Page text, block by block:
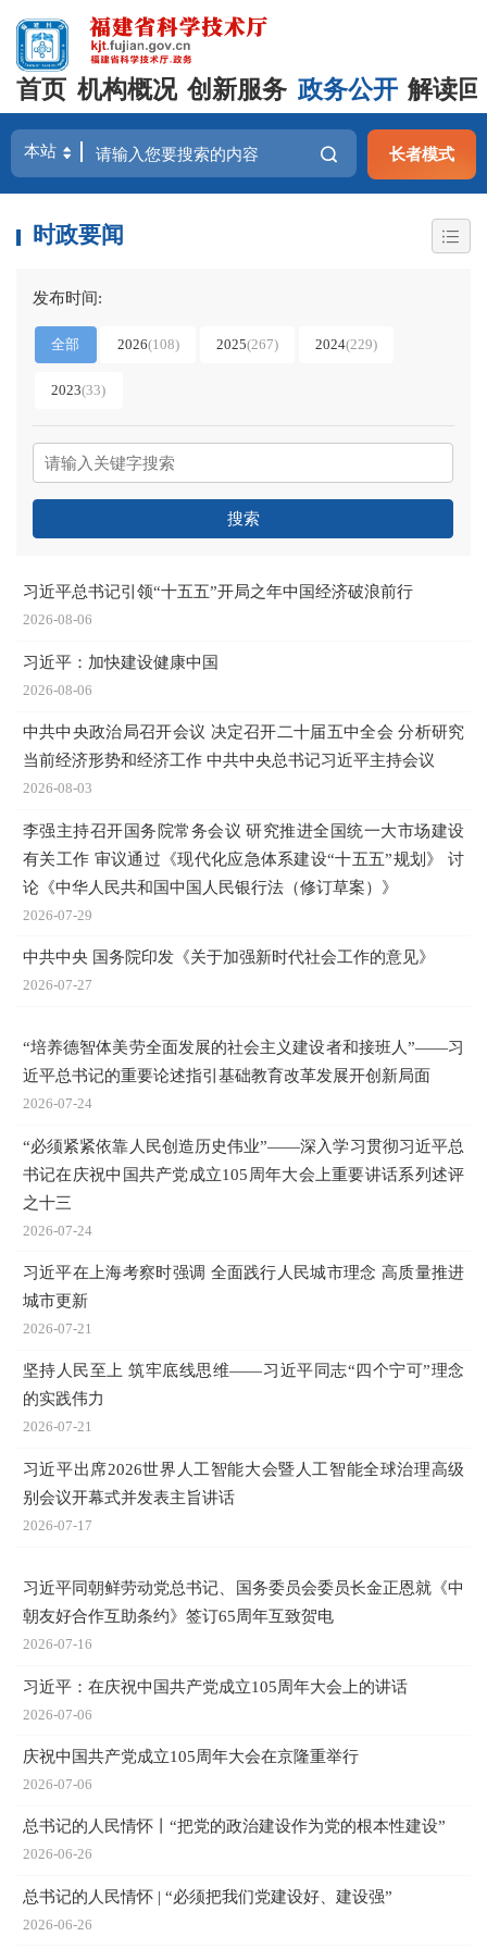
首页 机构概况 创新服务 政务公开 解读
长者模式
时政要闻
发布时间:
全部 2026(108) 2025(267) 2024(229)
2023(33)
搜索
习近平总书记引领“十五五”开局之年中国经济破浪前行
2026-08-06
习近平：加快建设健康中国
2026-08-06
中共中央政治局召开会议 决定召开二十届五中全会 分析研究
当前经济形势和经济工作 中共中央总书记习近平主持会议
2026-08-03
李强主持召开国务院常务会议 研究推进全国统一大市场建设
有关工作 审议通过《现代化应急体系建设“十五五”规划》 讨
论《中华人民共和国中国人民银行法（修订草案）》
2026-07-29
中共中央 国务院印发《关于加强新时代社会工作的意见》
2026-07-27
“培养德智体美劳全面发展的社会主义建设者和接班人”——习
近平总书记的重要论述指引基础教育改革发展开创新局面
2026-07-24
“必须紧紧依靠人民创造历史伟业”——深入学习贯彻习近平总
书记在庆祝中国共产党成立105周年大会上重要讲话系列述评
之十三
2026-07-24
习近平在上海考察时强调 全面践行人民城市理念 高质量推进
城市更新
2026-07-21
坚持人民至上 筑牢底线思维——习近平同志“四个宁可”理念
的实践伟力
2026-07-21
习近平出席2026世界人工智能大会暨人工智能全球治理高级
别会议开幕式并发表主旨讲话
2026-07-17
习近平同朝鲜劳动党总书记、国务委员会委员长金正恩就《中
朝友好合作互助条约》签订65周年互致贺电
2026-07-16
习近平：在庆祝中国共产党成立105周年大会上的讲话
2026-07-06
庆祝中国共产党成立105周年大会在京隆重举行
2026-07-06
总书记的人民情怀丨“把党的政治建设作为党的根本性建设”
2026-06-26
总书记的人民情怀 | “必须把我们党建设好、建设强”
2026-06-26